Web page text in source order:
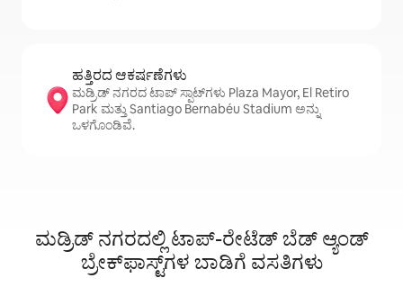
ಹತ್ತಿರದ ಆಕರ್ಷಣೆಗಳು
ಮಡ್ರಿಡ್ ನಗರದ ಟಾಪ್ ಸ್ಪಾಟ್‌ಗಳು Plaza Mayor, El Retiro
Park ಮತ್ತು Santiago Bernabéu Stadium ಅನ್ನು
ಒಳಗೊಂಡಿವೆ.
ಮಡ್ರಿಡ್ ನಗರದಲ್ಲಿ ಟಾಪ್-ರೇಟೆಡ್ ಬೆಡ್ ಆ್ಯಂಡ್
ಬ್ರೇಕ್‌ಫಾಸ್ಟ್‌ಗಳ ಬಾಡಿಗೆ ವಸತಿಗಳು